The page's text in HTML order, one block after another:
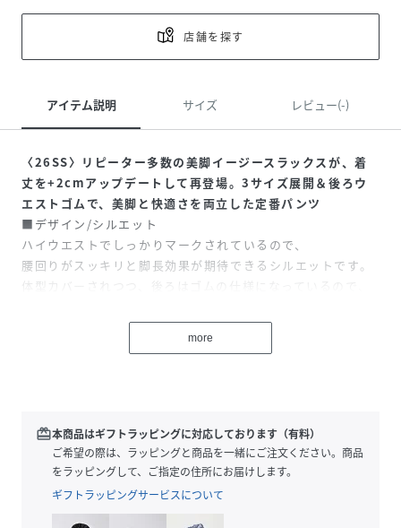
店舗を探す
アイテム説明 サイズ レビュー(-)
〈26SS〉リピーター多数の美脚イージースラックスが、着
丈を+2cmアップデートして再登場。3サイズ展開＆後ろウ
エストゴムで、美脚と快適さを両立した定番パンツ
■デザイン/シルエット
ハイウエストでしっかりマークされているので、
腰回りがスッキリと脚長効果が期待できるシルエットです。
体型カバーされつつ、後ろはゴムの仕様になっているので、
キレイ目にもカジュアルにも合わせられる万能パンツです。
素材・デザインはそのままに、着丈を+2cm調整していま
■素材
・無地（ベージュ）
more
redeem本商品はギフトラッピングに対応しております（有料）
ご希望の際は、ラッピングと商品を一緒にご注文ください。商品
をラッピングして、ご指定の住所にお届けします。
ギフトラッピングサービスについて